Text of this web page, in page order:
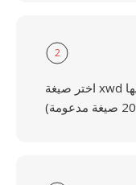
2
اختر صيغة xwd أو أية صيغة أخرى أنت بحاجةٍ إليها